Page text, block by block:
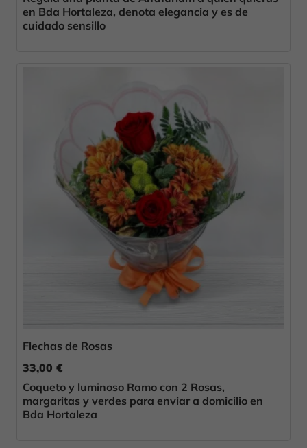
en Bda Hortaleza, denota elegancia y es de
cuidado sensillo
Flechas de Rosas
33,00 €
Coqueto y luminoso Ramo con 2 Rosas,
margaritas y verdes para enviar a domicilio en
Bda Hortaleza